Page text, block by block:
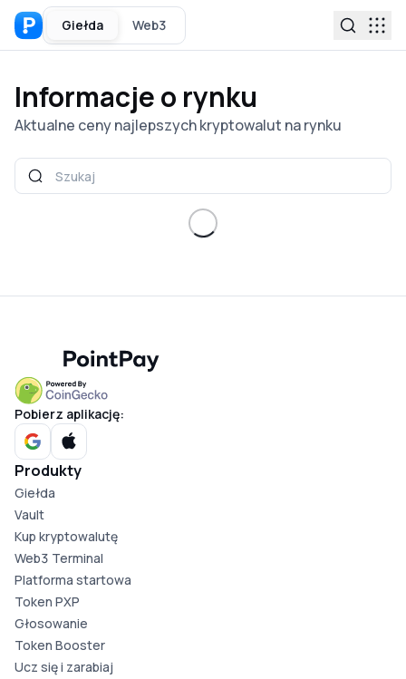
Giełda Web3
Informacje o rynku
Aktualne ceny najlepszych kryptowalut na rynku
Pobierz aplikację:
Produkty
Giełda
Vault
Kup kryptowalutę
Web3 Terminal
Platforma startowa
Token PXP
Głosowanie
Token Booster
Ucz się i zarabiaj